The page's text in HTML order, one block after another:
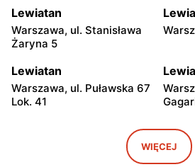
Lewiatan
Warszawa, ul. Stanisława
Żaryna 5
Lewiatan
Warszawa, ul. Puławska 67
Lok. 41
Warszawa, ul. Egipska 4 WIĘCEJ